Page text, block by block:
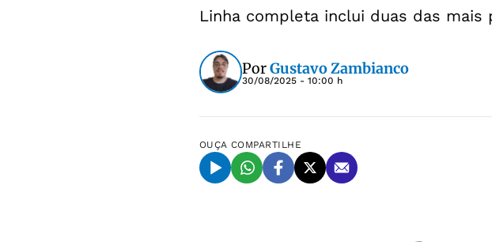
Linha completa inclui duas das
PorGustavo Zambianco
30/08/2025 - 10:00 h
OUÇA COMPARTILHE